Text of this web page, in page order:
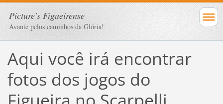
Picture's Figueirense
Avante pelos caminhos da Glória!
Aqui você irá encontrar
fotos dos jogos do